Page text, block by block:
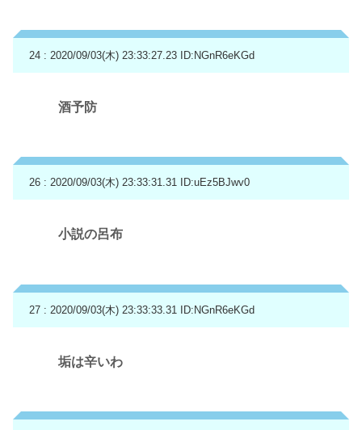
24 : 2020/09/03(木) 23:33:27.23 ID:NGnR6eKGd
酒予防
26 : 2020/09/03(木) 23:33:31.31 ID:uEz5BJwv0
小説の呂布
27 : 2020/09/03(木) 23:33:33.31 ID:NGnR6eKGd
垢は辛いわ